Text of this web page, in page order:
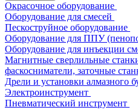
Окрасочное оборудование
Оборудование для смесей
Пескоструйное оборудование
Оборудование для ППУ
Оборудование для инъекции
Магнитные сверлильные
фаскосниматели, заточные
Дрели и установки алмазного
Электроинструмент
Пневматический инструмент